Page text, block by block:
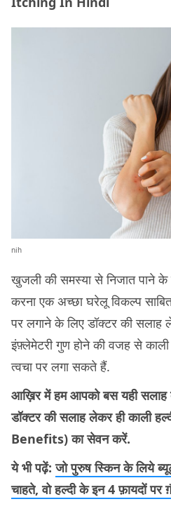
nih
खुजली की समस्या से निजात पाने के
करना एक अच्छा घरेलू विकल्प
पर लगाने के लिए डॉक्टर की सलाह
इंफ़्लेमेटरी गुण होने की वजह से
त्वचा पर लगा सकते हैं.
आख़िर में हम आपको बस यही सलाह
डॉक्टर की सलाह लेकर ही काली
Benefits) का सेवन करें.
ये भी पढ़ें:जो पुरुष स्किन के लिये
चाहते, वो हल्दी के इन 4 फ़ायदों पर